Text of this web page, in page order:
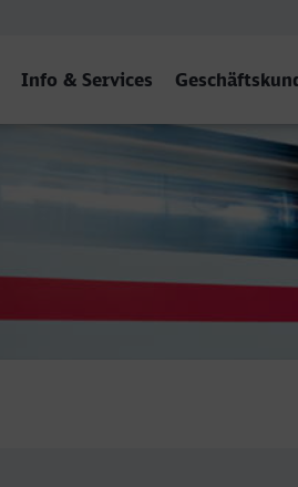
Info & Services